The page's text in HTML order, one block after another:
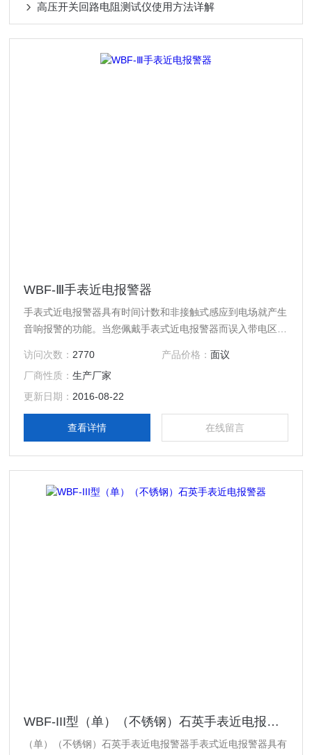
高压开关回路电阻测试仪使用方法详解
WBF-Ⅲ手表近电报警器
手表式近电报警器具有时间计数和非接触式感应到电场就产生
音响报警的功能。当您佩戴手表式近电报警器而误入带电区和
信号，提醒作业人员注意危险，防止由于错觉和失误造成的触
电伤亡事故。经过电力、铁路、油田、化工、煤矿等部门多年
使用，证明具有保证人身安全的作用，产生了良好的经济效
应。
访问次数： 2770 产品价格： 面议
厂商性质：生产厂家
更新日期： 2016-08-22
查看详情 在线留言
WBF-III型（单）（不锈钢）石英手表近电报警器
（单）（不锈钢）石英手表近电报警器手表式近电报警器具有